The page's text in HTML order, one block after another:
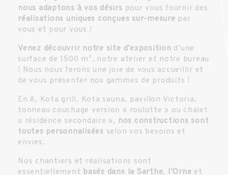
nous adaptons à vos désirs pour vous fournir des
réalisations uniques conçues sur-mesure par
vous et pour vous !
Venez découvrir notre site d’exposition d’une
surface de 1500 m², notre atelier et notre bureau
! Nous nous ferons une joie de vous accueillir et
de vous présenter nos gammes de produits !
En A, Kota grill, Kota sauna, pavillon Victoria,
tonneau couchage version « roulotte » ou chalet
« résidence secondaire », nos constructions sont
toutes personnalisées selon vos besoins et
envies.
Nos chantiers et réalisations sont
essentiellement basés dans la Sarthe, l’Orne et